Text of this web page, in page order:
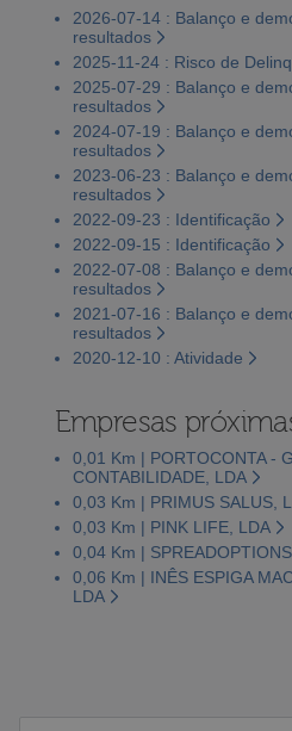
2026-07-14 : Balanço e
resultados
2025-11-24 : Risco de
2025-07-29 : Balanço e
resultados
2024-07-19 : Balanço e
resultados
2023-06-23 : Balanço e
resultados
2022-09-23 : Identificação
2022-09-15 : Identificação
2022-07-08 : Balanço e
resultados
2021-07-16 : Balanço e
resultados
2020-12-10 : Atividade
Empresas
0,01 Km | PORTOCONTA -
CONTABILIDADE, LDA
0,03 Km | PRIMUS SALUS,
0,03 Km | PINK LIFE, LDA
0,04 Km |
0,06 Km | INÊS ESPIGA
LDA